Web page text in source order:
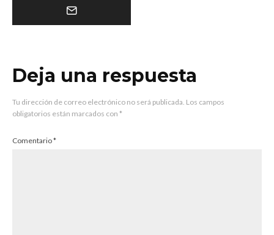
Deja una respuesta
Tu dirección de correo electrónico no será publicada. Los campos
obligatorios están marcados con *
Comentario*